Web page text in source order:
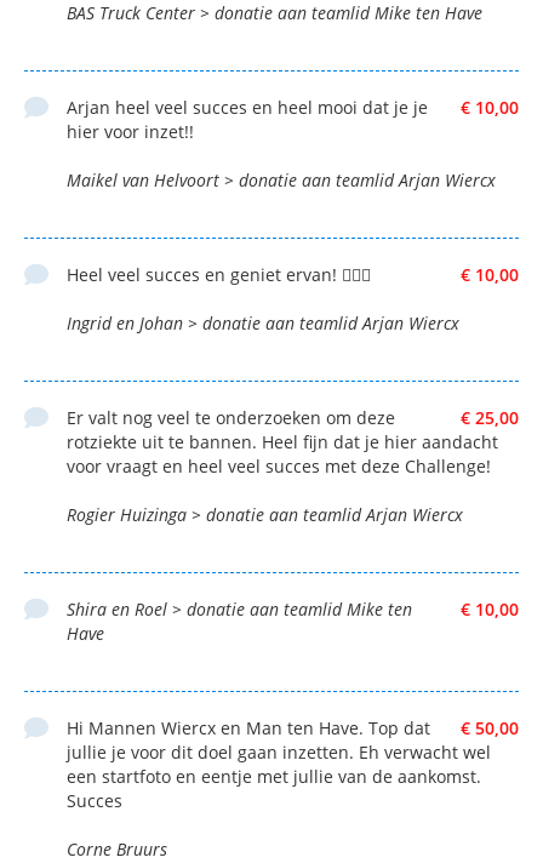
BAS Truck Center > donatie aan teamlid Mike ten Have
€ 10,00
Arjan heel veel succes en heel mooi dat je je
hier voor inzet!!
Maikel van Helvoort > donatie aan teamlid Arjan Wiercx
€ 10,00
Heel veel succes en geniet ervan! 🚴🏼‍♂️
Ingrid en Johan > donatie aan teamlid Arjan Wiercx
€ 25,00
Er valt nog veel te onderzoeken om deze
rotziekte uit te bannen. Heel fijn dat je hier aandacht
voor vraagt en heel veel succes met deze Challenge!
Rogier Huizinga > donatie aan teamlid Arjan Wiercx
€ 10,00
Shira en Roel > donatie aan teamlid Mike ten
Have
€ 50,00
Hi Mannen Wiercx en Man ten Have. Top dat
jullie je voor dit doel gaan inzetten. Eh verwacht wel
een startfoto en eentje met jullie van de aankomst.
Succes
Corne Bruurs